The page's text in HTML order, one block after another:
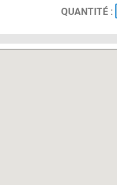
QUANTITÉ :